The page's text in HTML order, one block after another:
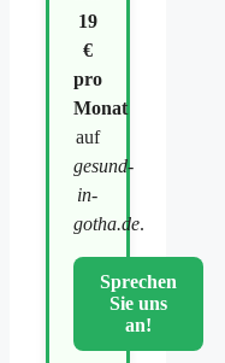
19
€
pro
Monat
auf
gesund-
in-
gotha.de.
Sprechen
Sie uns
an!